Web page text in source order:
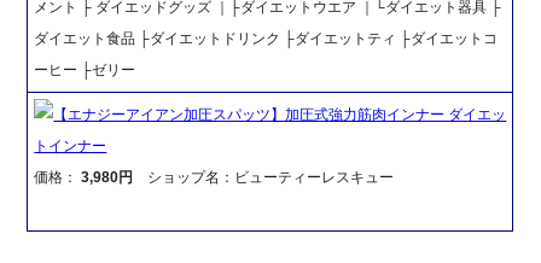
メント ├ ダイエッドグッズ ｜├ダイエットウエア ｜└ダイエット器具 ├
ダイエット食品 ├ダイエットドリンク ├ダイエットティ ├ダイエットコ
ーヒー ├ゼリー
【エナジーアイアン加圧スパッツ】加圧式強力筋肉インナー ダイエッ
トインナー
価格：3,980円 ショップ名：ビューティーレスキュー